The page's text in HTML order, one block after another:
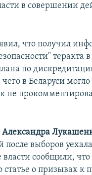
в совершении
что получил
теракта
по
в Беларуси могло
не
Александра
после выборов
власти сообщили,
статье о призывах